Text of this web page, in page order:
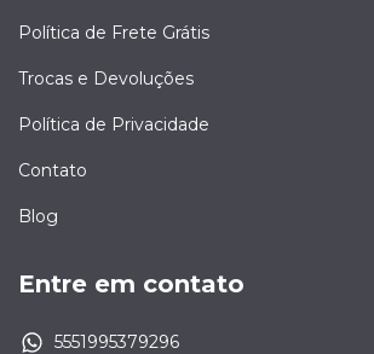
Política de Frete Grátis
Trocas e Devoluções
Política de Privacidade
Contato
Blog
Entre em contato
5551995379296